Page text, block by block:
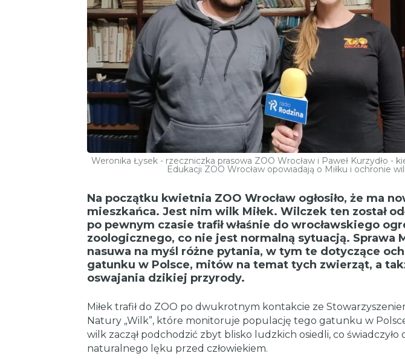
Weronika Łysek - rzeczniczka prasowa ZOO Wrocław i Paweł Kurzydło -
Edukacji ZOO Wrocław opowiadają o Miłku i ochronie
Na początku kwietnia ZOO Wrocław ogłosiło, że ma
mieszkańca. Jest nim wilk Miłek. Wilczek ten został
po pewnym czasie trafił właśnie do wrocławskiego
zoologicznego, co nie jest normalną sytuacją. Sprawa
nasuwa na myśl różne pytania, w tym te dotyczące
gatunku w Polsce, mitów na temat tych zwierząt, a
oswajania dzikiej przyrody.
Miłek trafił do ZOO po dwukrotnym kontakcie ze
Natury „Wilk”, które monitoruje populację tego gatunku w
wilk zaczął podchodzić zbyt blisko ludzkich osiedli, co świadczyło
naturalnego lęku przed człowiekiem.